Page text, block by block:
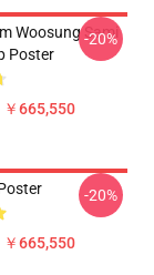
Woosung Sami
Poster
￥665,550
-20%
￥665,550
-20%